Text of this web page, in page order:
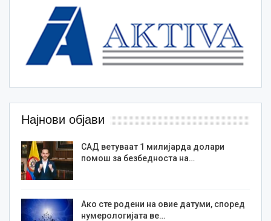
Најнови објави
САД ветуваат 1 милијарда долари
помош за безбедноста на…
Ако сте родени на овие датуми, според
нумерологијата ве…